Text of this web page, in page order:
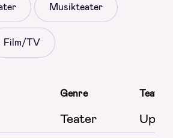
Musikteater
Film/TV
Genre
Teater